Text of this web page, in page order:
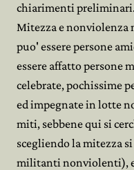
Partecipa
chiarimenti preliminari.
Mitezza e nonviolenza
puo' essere persone
essere affatto persone
celebrate, pochissime
ed impegnate in lotte
miti, sebbene qui si
scegliendo la mitezza
militanti nonviolenti),